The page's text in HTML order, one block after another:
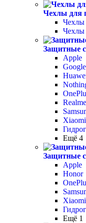
Чехлы для
Чехлы
Чехлы
Защитные
Apple
Realme
Xiaomi
Ещё 4
Защитные
Apple
Honor
Xiaomi
Ещё 1